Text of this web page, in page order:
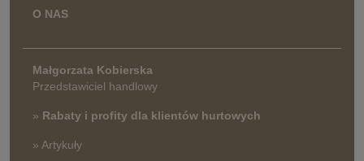
O NAS
Małgorzata Kobierska
Przedstawiciel handlowy
» Rabaty i profity dla klientów hurtowych
» Artykuły